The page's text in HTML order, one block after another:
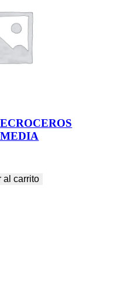
al carrito